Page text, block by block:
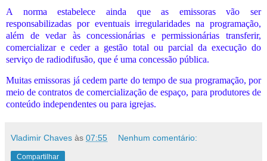
A norma estabelece ainda que as emissoras vão ser
responsabilizadas por eventuais irregularidades na programação,
além de vedar às concessionárias e permissionárias transferir,
comercializar e ceder a gestão total ou parcial da execução do
serviço de radiodifusão, que é uma concessão pública.
Muitas emissoras já cedem parte do tempo de sua programação, por
meio de contratos de comercialização de espaço, para produtores de
conteúdo independentes ou para igrejas.
Vladimir Chaves às 07:55 Nenhum comentário:
Compartilhar